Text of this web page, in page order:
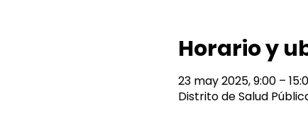
Horario y
23 may 2025, 9:00 –
Distrito de Salud